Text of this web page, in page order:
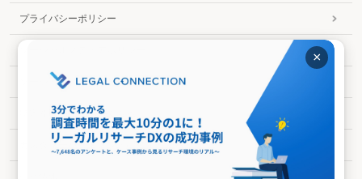
プライバシーポリシー
ソーシャルメディア利用規約
特定商取引法に基づく表示
カスタマーハラスメントに対する基本方針
×